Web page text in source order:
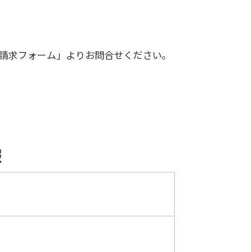
フォーム」よりお問合せください。